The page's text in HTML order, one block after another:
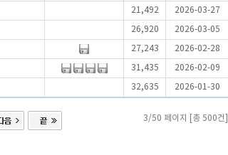
21,492 2026-03-27
26,920 2026-03-05
27,243 2026-02-28
31,435 2026-02-09
32,635 2026-01-30
3/50 페이지 [총 500건]